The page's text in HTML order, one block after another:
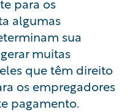
algumas
sua
muitas
que têm direito
os empregadores
pagamento.